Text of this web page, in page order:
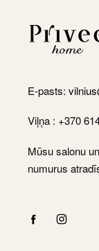
E-pasts:
Viļņa : +370
Mūsu salonu
numurus